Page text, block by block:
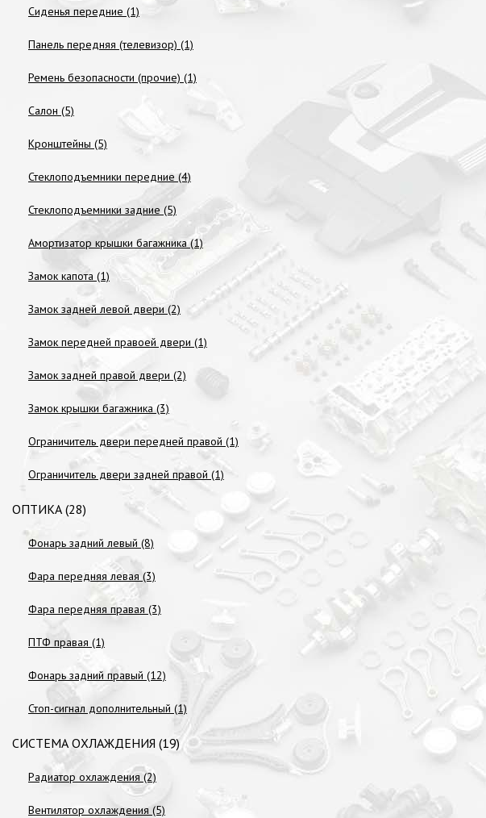
Сиденья передние (1)
Панель передняя (телевизор) (1)
Ремень безопасности (прочие) (1)
Салон (5)
Кронштейны (5)
Стеклоподъемники передние (4)
Стеклоподъемники задние (5)
Амортизатор крышки багажника (1)
Замок капота (1)
Замок задней левой двери (2)
Замок передней правоей двери (1)
Замок задней правой двери (2)
Замок крышки багажника (3)
Ограничитель двери передней правой (1)
Ограничитель двери задней правой (1)
ОПТИКА (28)
Фонарь задний левый (8)
Фара передняя левая (3)
Фара передняя правая (3)
ПТФ правая (1)
Фонарь задний правый (12)
Стоп-сигнал дополнительный (1)
СИСТЕМА ОХЛАЖДЕНИЯ (19)
Радиатор охлаждения (2)
Вентилятор охлаждения (5)